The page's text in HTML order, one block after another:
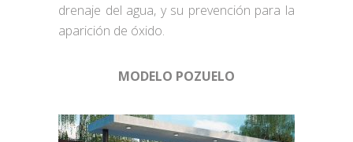
drenaje del agua, y su prevención para la
aparición de óxido.
MODELO POZUELO